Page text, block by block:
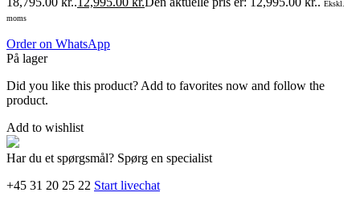
Ekskl.
moms
Order on WhatsApp
På lager
Did you like this product? Add to favorites now and follow the
product.
Add to wishlist
Har du et spørgsmål? Spørg en specialist
+45 31 20 25 22 Start livechat